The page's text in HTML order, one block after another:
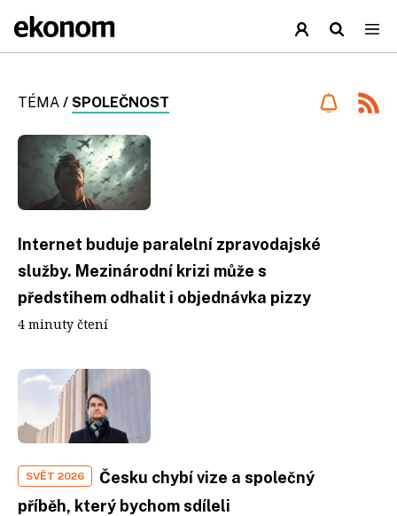
TÉMA / SPOLEČNOST
Internet buduje paralelní zpravodajské
služby. Mezinárodní krizi může s
předstihem odhalit i objednávka pizzy
4 minuty čtení
SVĚT 2026
Česku chybí vize a společný
příběh, který bychom sdíleli